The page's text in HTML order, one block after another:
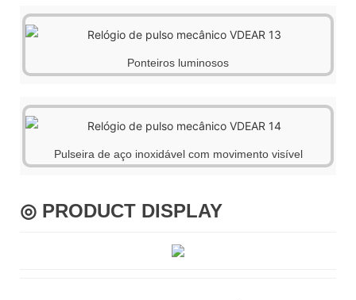
Ponteiros luminosos
Pulseira de aço inoxidável com movimento visível
◎ PRODUCT DISPLAY